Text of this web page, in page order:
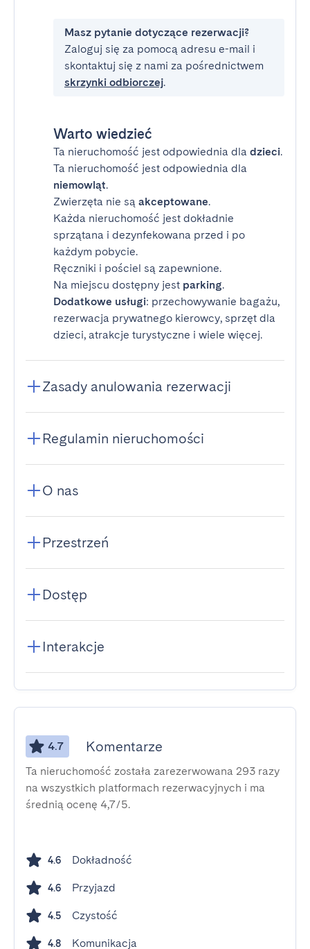
Masz pytanie dotyczące rezerwacji?
Zaloguj się za pomocą adresu e-mail i
skontaktuj się z nami za pośrednictwem
skrzynki odbiorczej.
Warto wiedzieć
Ta nieruchomość jest odpowiednia dla dzieci.
Ta nieruchomość jest odpowiednia dla
niemowląt.
Zwierzęta nie są akceptowane.
Każda nieruchomość jest dokładnie
sprzątana i dezynfekowana przed i po
każdym pobycie.
Ręczniki i pościel są zapewnione.
Na miejscu dostępny jest parking.
Dodatkowe usługi: przechowywanie bagażu,
rezerwacja prywatnego kierowcy, sprzęt dla
dzieci, atrakcje turystyczne i wiele więcej.
Zasady anulowania rezerwacji
Regulamin nieruchomości
O nas
Przestrzeń
Dostęp
Interakcje
4.7 Komentarze
Ta nieruchomość została zarezerwowana 293 razy
na wszystkich platformach rezerwacyjnych i ma
średnią ocenę 4,7/5.
4.6 Dokładność
4.6 Przyjazd
4.5 Czystość
4.8 Komunikacja